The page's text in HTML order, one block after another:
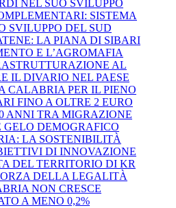
NEL SUO SVILUPPO
SISTEMA
SVILUPPO DEL SUD
LA PIANA DI SIBARI
E L’AGROMAFIA
AL
IL DIVARIO NEL PAESE
CALABRIA PER IL PIENO
FINO A OLTRE 2 EURO
ANNI TRA MIGRAZIONE
GELO DEMOGRAFICO
LA SOSTENIBILITÀ
DI INNOVAZIONE
DEL TERRITORIO DI KR
DELLA LEGALITÀ
NON CRESCE
A MENO 0,2%